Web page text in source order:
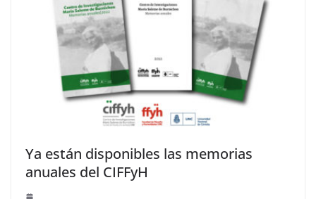
Ya están disponibles las memorias
anuales del CIFFyH